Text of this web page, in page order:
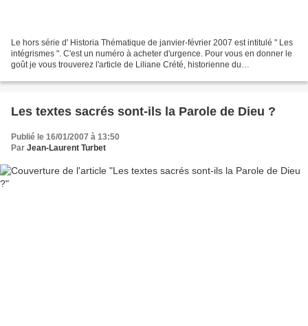
Le hors série d' Historia Thématique de janvier-février 2007 est intitulé " Les
intégrismes ". C'est un numéro à acheter d'urgence. Pour vous en donner le
goût je vous trouverez l'article de Liliane Crété, historienne du
Les textes sacrés sont-ils la Parole de Dieu ?
Publié le 16/01/2007 à 13:50
Par Jean-Laurent Turbet